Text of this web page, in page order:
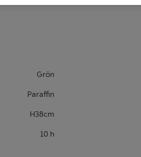
Grön
Paraffin
H38cm
10 h